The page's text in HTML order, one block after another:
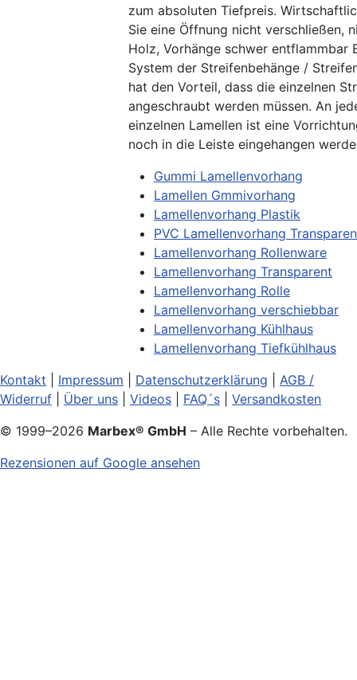
zum absoluten Tiefpreis.
Sie eine Öffnung nicht verschließen,
Holz, Vorhänge schwer entflammbar
System der Streifenbehänge /
hat den Vorteil, dass die einzelnen
angeschraubt werden müssen. An
einzelnen Lamellen ist eine
noch in die Leiste eingehangen
Gummi Lamellenvorhang
Lamellen Gmmivorhang
Lamellenvorhang Plastik
PVC Lamellenvorhang
Lamellenvorhang Rollenware
Lamellenvorhang Transparent
Lamellenvorhang Rolle
Lamellenvorhang verschiebbar
Lamellenvorhang Kühlhaus
Lamellenvorhang Tiefkühlhaus
Kontakt
Impressum Datenschutzerklärung
AGB /
Widerruf
Über uns Videos FAQ´s
Versandkosten
© 1999–2026 Marbex® GmbH – Alle Rechte vorbehalten.
Rezensionen auf Google ansehen